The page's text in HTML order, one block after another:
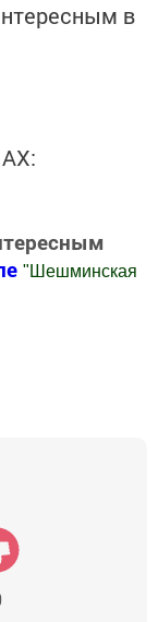
в
" Шешминская